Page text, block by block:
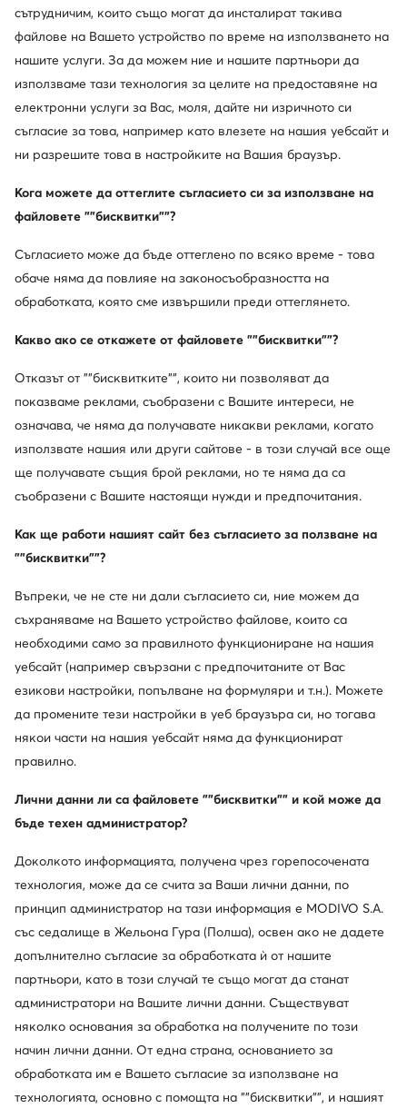
204,99€ 228,04€
Кубинки · Кафяв
Редовна цена219,34 €-20%
-20%
Сортирай Филтрирай
Мъжки кубинки - зимна елегантност
Мъжките кубинки са практични обувки за по-студените
сезони. Характерно за тях е достигането на горната част над
глезена и това, че са завързани - въпреки че това не е
правило и можете да намерите и модели с приплъзване. Те
обикновено са оборудвани със заострени пръсти и формата
им е доста проста. Благодарение на това те наподобяват
официални обувки - което означава, че ще са перфектни
през есента и зимата, когато имате нужда от повече топлина.
За изключително мразовити условия препоръчваме
изолиранимъжки ботуши. Допълнителен слой овча кожа или
козина ще осигури на краката ви подходящ топлинен
доста обемисти ботуши, които не се вписват в официални
ако са оборудвани с малък ток. Най-елегантната форма на
тези обувки са моделите от естecтвeна кожа.
Обувки за традиционалисти и модни ентусиасти
на тези обувки, но все пак се характеризират с елегантен
стил. Те ще изглеждат перфектно с прави или стеснени
дънки. Добавете вълнен пуловер или в по-топлите дни
карирана риза и кожено яке. За ежедневен тоалет тeзи
мъжки боти до глезена могат да се носят с изплезен език и
да не са напълно вързани – тогава стилът ще изглежда по-
безгрижен. Обичате ли да си играете с модата? Навийте
крачолите така, че да виждате високи цветни чорапи с
интересна шарка под обувките. Що се отнася до стила на
самите кубинки, тези обувки обикновено се предлагат в
са кафяви и черни мъжки обувки. Така можете успешно да ги
съчетаете с избрания от вас тоалет, независимо от повода.
Мъжки зимни кубинки – кои да изберете?
Трудно е да се намерят по-практични обувки за есенно-
зимния сезон от мъжките кубинки. Какво трябва да отличава
една идеална двойка? На първо място издръжливост и
здравина, а едва след това естетика.
Мъжките кубинки
изpaбoтени от естествена кожа ще ви издържат най-дълго.
Ако им осигурите подходящи грижи, те със сигурност ще ви
се „отплатят“ с дълголетие. Практичните зимни обувки
Какво да носите c мъжките кубинки?
сътрудничим, които също могат да инсталират такива
файлове на Вашето устройство по време на използването на
нашите услуги. За да можем ние и нашите партньори да
използваме тази технология за целите на предоставяне на
електронни услуги за Вас, моля, дайте ни изричното си
съгласие за това, например като влезете на нашия уебсайт и
ни разрешите това в настройките на Вашия браузър.
Кога можете да оттеглите съгласието си за използване на
файловете ""бисквитки""?
Съгласието може да бъде оттеглено по всяко време - това
обаче няма да повлияе на законосъобразността на
обработката, която сме извършили преди оттеглянето.
Какво ако се откажете от файловете ""бисквитки""?
Отказът от ""бисквитките"", които ни позволяват да
показваме реклами, съобразени с Вашите интереси, не
означава, че няма да получавате никакви реклами, когато
използвате нашия или други сайтове - в този случай все още
ще получавате същия брой реклами, но те няма да са
съобразени с Вашите настоящи нужди и предпочитания.
Как ще работи нашият сайт без съгласието за ползване на
""бисквитки""?
Въпреки, че не сте ни дали съгласието си, ние можем да
съхраняваме на Вашето устройство файлове, които са
необходими само за правилното функциониране на нашия
уебсайт (например свързани с предпочитаните от Вас
езикови настройки, попълване на формуляри и т.н.). Можете
да промените тези настройки в уеб браузъра си, но тогава
някои части на нашия уебсайт няма да функционират
правилно.
Лични данни ли са файловете ""бисквитки"" и кой може да
бъде техен администратор?
Доколкото информацията, получена чрез горепосочената
технология, може да се счита за Ваши лични данни, по
принцип администратор на тази информация е MODIVO S.A.
със седалище в Жельона Гура (Полша), освен ако не дадете
допълнително съгласие за обработката ѝ от нашите
партньори, като в този случай те също могат да станат
администратори на Вашите лични данни. Съществуват
няколко основания за обработка на получените по този
начин лични данни. От една страна, основанието за
обработката им е Вашето съгласие за използване на
технологията, основно с помощта на ""бисквитки"", и нашият